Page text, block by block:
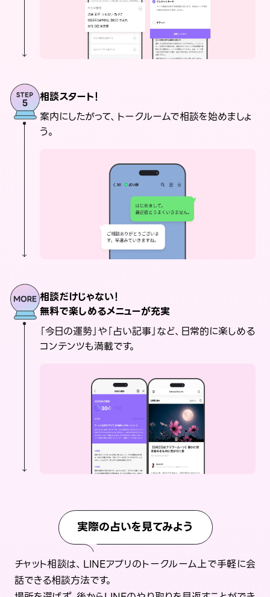
相談スタート！
案内にしたがって、トークルームで相談を始めましょ
う。
相談だけじゃない！
無料で楽しめるメニューが充実
「今日の運勢」や「占い記事」など、日常的に楽しめる
コンテンツも満載です。
実際の占いを見てみよう
チャット相談は、LINEアプリのトークルーム上で手軽に会
話できる相談方法です。